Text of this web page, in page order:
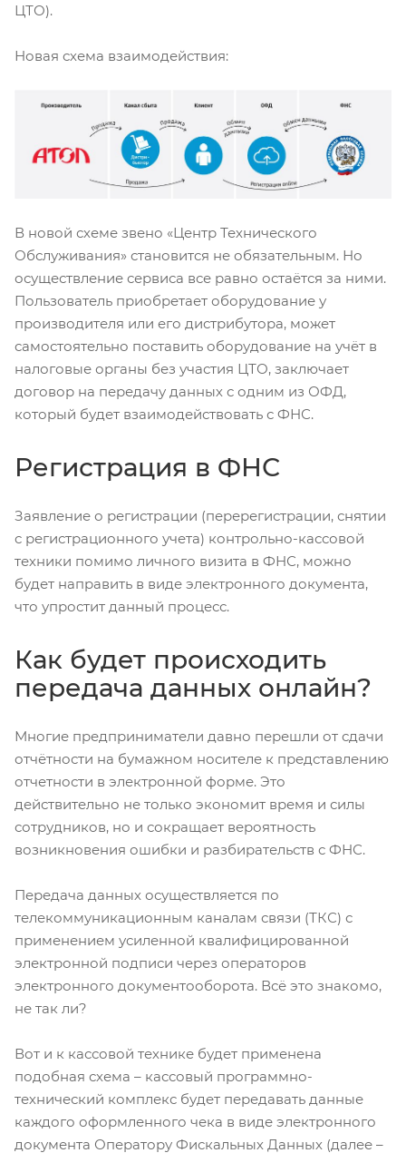
ЦТО).
Новая схема взаимодействия:
В новой схеме звено «Центр Технического
Обслуживания» становится не обязательным. Но
осуществление сервиса все равно остаётся за ними.
Пользователь приобретает оборудование у
производителя или его дистрибутора, может
самостоятельно поставить оборудование на учёт в
налоговые органы без участия ЦТО, заключает
договор на передачу данных с одним из ОФД,
который будет взаимодействовать с ФНС.
Регистрация в ФНС
Заявление о регистрации (перерегистрации, снятии
с регистрационного учета) контрольно-кассовой
техники помимо личного визита в ФНС, можно
будет направить в виде электронного документа,
что упростит данный процесс.
Как будет происходить
передача данных онлайн?
Многие предприниматели давно перешли от сдачи
отчётности на бумажном носителе к представлению
отчетности в электронной форме. Это
действительно не только экономит время и силы
сотрудников, но и сокращает вероятность
возникновения ошибки и разбирательств с ФНС.
Передача данных осуществляется по
телекоммуникационным каналам связи (ТКС) с
применением усиленной квалифицированной
электронной подписи через операторов
электронного документооборота. Всё это знакомо,
не так ли?
Вот и к кассовой технике будет применена
подобная схема – кассовый программно-
технический комплекс будет передавать данные
каждого оформленного чека в виде электронного
документа Оператору Фискальных Данных (далее –